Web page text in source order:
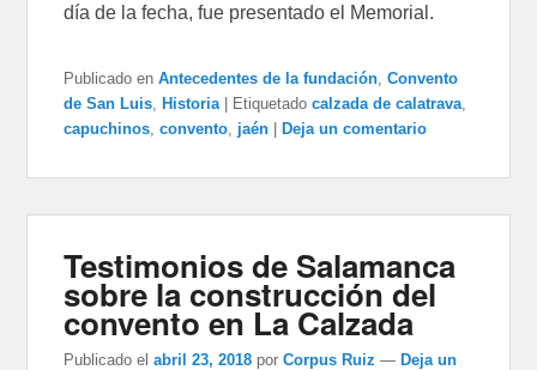
día de la fecha, fue presentado el Memorial.
Publicado en Antecedentes de la fundación ,Convento
de San Luis
Historia Etiquetado calzada de calatrava
capuchinos ,convento jaén Deja un comentario
Testimonios de Salamanca
sobre la construcción del
convento en La Calzada
Publicado el abril 23, 2018 porCorpus Ruiz —Deja un